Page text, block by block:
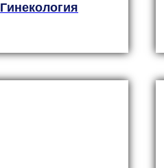
Гинекология